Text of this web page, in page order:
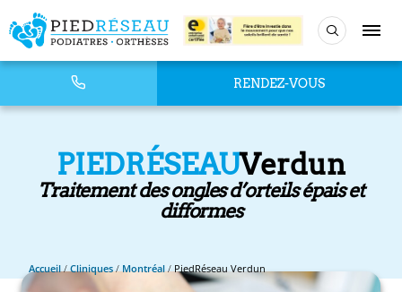
RENDEZ-VOUS
PIEDRÉSEAUVerdun
Traitement des ongles d’orteils épais et
difformes
Accueil/Cliniques/Montréal/PiedRéseau Verdun